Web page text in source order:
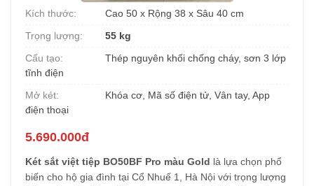
Kích thước:
Cao 50 x Rộng 38 x Sâu 40 cm
Trọng lượng:
55 kg
Cấu tạo:
Thép nguyên khối chống cháy, sơn 3 lớp
tĩnh điện
Mở két:
Khóa cơ, Mã số điện tử, Vân tay, App
điện thoại
5.690.000đ
Két sắt việt tiệp BO50BF Pro màu Gold là lựa chọn phổ
biến cho hộ gia đình tại Cổ Nhuế 1, Hà Nội với trọng lượng